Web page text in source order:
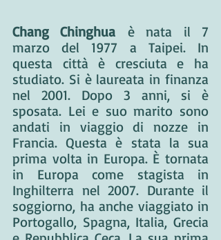
Chang Chinghua è nata il 7
marzo del 1977 a Taipei. In
questa città è cresciuta e ha
studiato. Si è laureata in finanza
nel 2001. Dopo 3 anni, si è
sposata. Lei e suo marito sono
andati in viaggio di nozze in
Francia. Questa è stata la sua
prima volta in Europa. È tornata
in Europa come stagista in
Inghilterra nel 2007. Durante il
soggiorno, ha anche viaggiato in
Portogallo, Spagna, Italia, Grecia